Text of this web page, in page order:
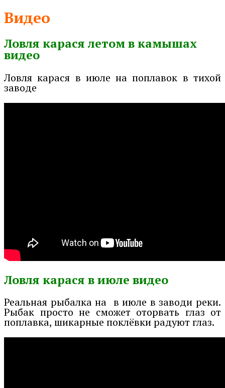
Видео
Ловля карася летом в камышах
видео
Ловля карася в июле на поплавок в тихой
заводе
Ловля карася в июле видео
Реальная рыбалка на в июле в заводи реки.
Рыбак просто не сможет оторвать глаз от
поплавка, шикарные поклёвки радуют глаз.